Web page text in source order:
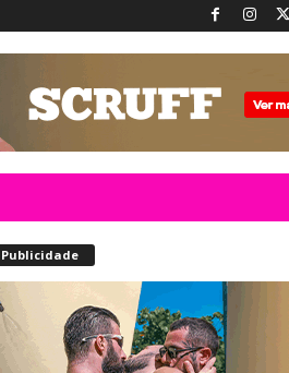
Publicidade